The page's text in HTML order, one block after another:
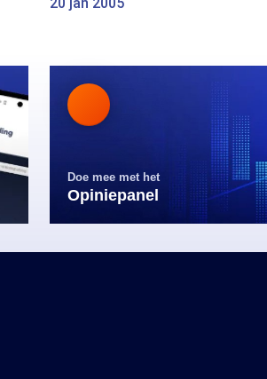
Doe mee met het
Opiniepanel